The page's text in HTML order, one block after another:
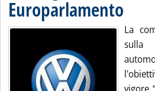
Europarlamento
La
sulla